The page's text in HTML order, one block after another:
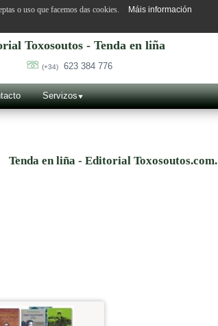
Toxosoutos - Tenda en liña
(+34) 623 384 776
Servizos
Tenda en liña - Editorial Toxosoutos.com.
o uso que facemos das cookies. Máis información